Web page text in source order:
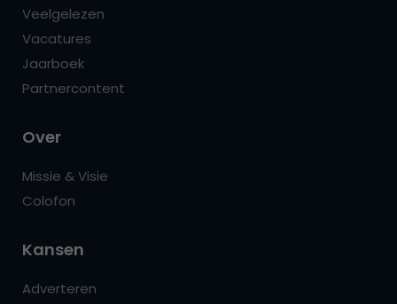
Veelgelezen
Vacatures
Jaarboek
Partnercontent
Over
Missie & Visie
Colofon
Kansen
Adverteren